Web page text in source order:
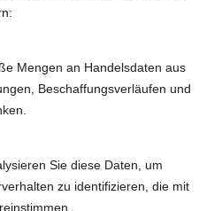
Mengen an Handelsdaten aus
Beschaffungsverläufen und
Sie diese Daten, um
zu identifizieren, die mit